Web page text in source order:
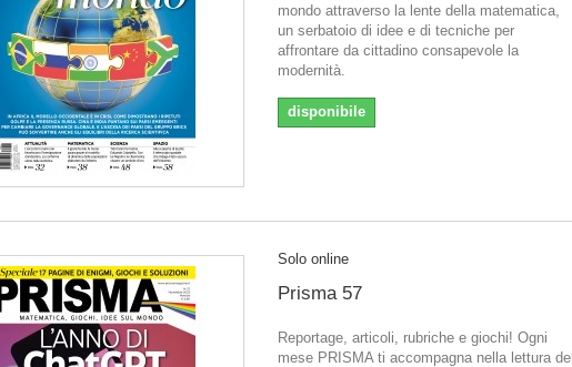
mondo attraverso la lente della matematica,
un serbatoio di idee e di tecniche per
affrontare da cittadino consapevole la
modernità.
disponibile
Solo online
Prisma 57
Reportage, articoli, rubriche e giochi! Ogni
mese PRISMA ti accompagna nella lettura del